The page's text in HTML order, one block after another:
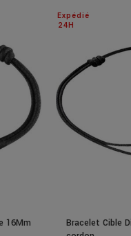
16Mm
24H
Expédié
Bracelet Cible